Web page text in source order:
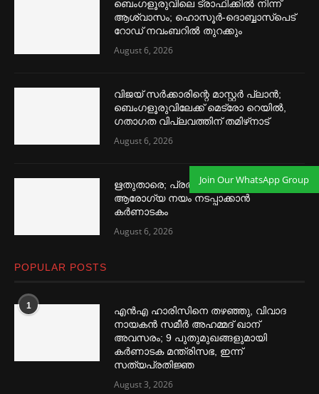
ബെംഗളൂരുവിലെ ട്രാഫിക്കില്‍ നിന്ന്
ആശ്വാസം; ഹൊസൂര്‍-ദൊബ്ബാസ്പെട്
റോഡ് നവംബറില്‍ തുറക്കും
August 6, 2026
വിജയ് സര്‍ക്കാരിന്റെ മാസ്റ്റര്‍ പ്ലാന്‍;
ബെംഗളൂരുവിലേക്ക് മെട്രോ റെയില്‍,
ഗതാഗത വിപ്ലവത്തിന് തമിഴ്‌നാട്
August 6, 2026
ഋതുതാരെ; പ്രത്യേക വനിതാ
ആരോഗ്യ നയം നടപ്പാക്കാൻ
കര്‍ണാടകം
August 6, 2026
POPULAR POSTS
1
എൻഎ ഹാരിസിനെ തഴ‌‍ഞ്ഞു, വിവാദ
നായകൻ സമീര്‍ അഹമ്മദ് ഖാന്
അവസരം; 9 പുതുമുഖങ്ങളുമായി
കര്‍ണാടക മന്ത്രിസഭ, ഇന്ന്
സത്യപ്രതിജ്ഞ
August 3, 2026
Join Our WhatsApp Group